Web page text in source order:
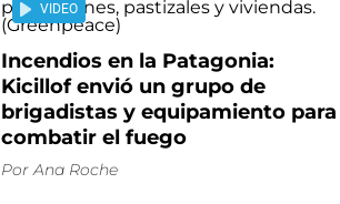
VIDEO
Incendios en la Patagonia:
Kicillof envió un grupo de
brigadistas y equipamiento para
combatir el fuego
Por Ana Roche